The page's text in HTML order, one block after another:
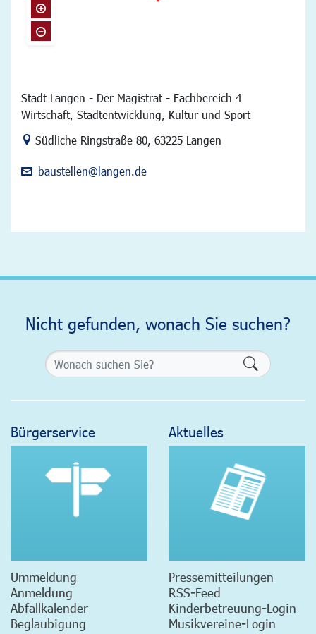
Stadt Langen - Der Magistrat - Fachbereich 4
Wirtschaft, Stadtentwicklung, Kultur und Sport
Link zur Google-Maps Navigation
Südliche Ringstraße 80, 63225 Langen
baustellen@langen.de
Nicht gefunden, wonach Sie suchen?
Bürgerservice
Ummeldung
Anmeldung
Abfallkalender
Beglaubigung
Aktuelles
Pressemitteilungen
RSS-Feed
Kinderbetreuung-Login
Musikvereine-Login